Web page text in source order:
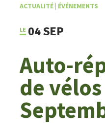
ACTUALITÉ| ÉVÉNEMENTS
04 SEP
Auto-
de vélos